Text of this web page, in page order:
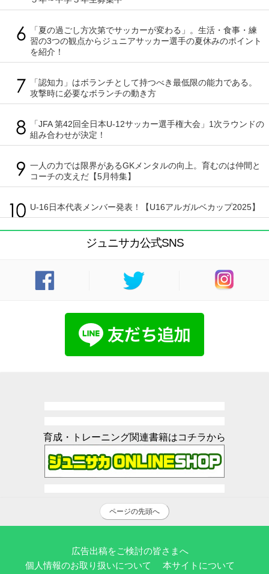
「夏の過ごし方次第でサッカーが変わる」。生活・食事・練
習の3つの観点からジュニアサッカー選手の夏休みのポイント
を紹介！
「認知力」はボランチとして持つべき最低限の能力である。
攻撃時に必要なボランチの動き方
「JFA 第42回全日本U-12サッカー選手権大会」1次ラウンドの
組み合わせが決定！
一人の力では限界があるGKメンタルの向上。育むのは仲間と
コーチの支えだ【5月特集】
U-16日本代表メンバー発表！【U16アルガルベカップ2025】
ジュニサカ公式SNS
育成・トレーニング関連書籍はコチラから
ページの先頭へ
広告出稿をご検討の皆さまへ
個人情報のお取り扱いについて
本サイトについて